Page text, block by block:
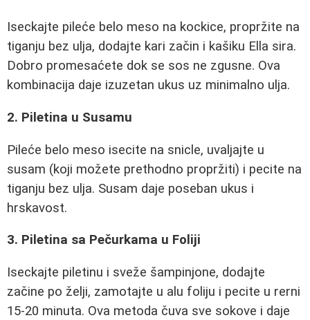
Iseckajte pileće belo meso na kockice, propržite na
tiganju bez ulja, dodajte kari začin i kašiku Ella sira.
Dobro promesaćete dok se sos ne zgusne. Ova
kombinacija daje izuzetan ukus uz minimalno ulja.
2. Piletina u Susamu
Pileće belo meso isecite na snicle, uvaljajte u
susam (koji možete prethodno propržiti) i pecite na
tiganju bez ulja. Susam daje poseban ukus i
hrskavost.
3. Piletina sa Pečurkama u Foliji
Iseckajte piletinu i sveže šampinjone, dodajte
začine po želji, zamotajte u alu foliju i pecite u rerni
15-20 minuta. Ova metoda čuva sve sokove i daje